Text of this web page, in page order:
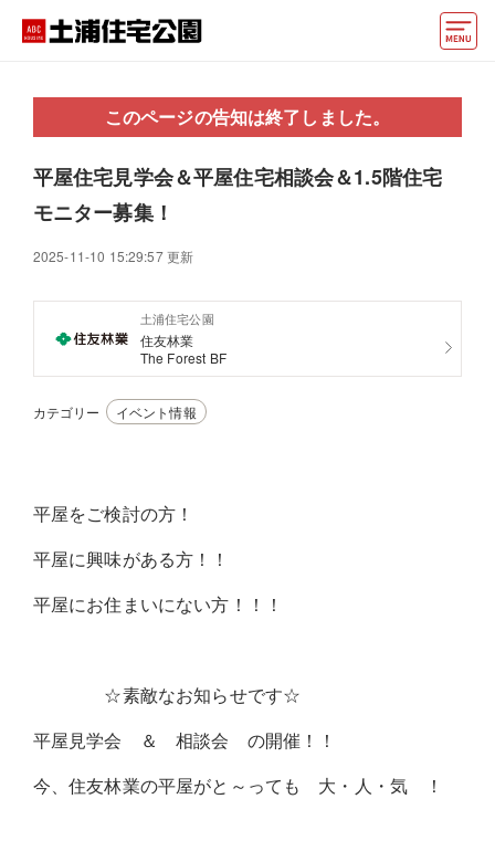
住宅会社・ハウスメーカー
イベント情報・プレゼント
住まいづくりお役立ち情報
マイページ
このページの告知は終了しました。
平屋住宅見学会＆平屋住宅相談会＆1.5階住宅
モニター募集！
2025-11-10 15:29:57 更新
土浦住宅公園
住友林業
The Forest BF
カテゴリー イベント情報
平屋をご検討の方！
平屋に興味がある方！！
平屋にお住まいにない方！！！
☆素敵なお知らせです☆
平屋見学会 ＆ 相談会 の開催！！
今、住友林業の平屋がと～っても 大・人・気 ！